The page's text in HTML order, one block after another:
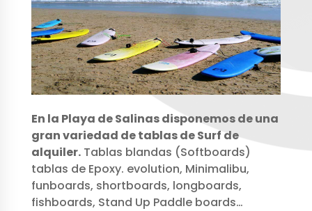
En la Playa de Salinas disponemos de una
gran variedad de tablas de Surf de
alquiler.Tablas blandas (Softboards)
tablas de Epoxy. evolution, Minimalibu,
funboards, shortboards, longboards,
fishboards, Stand Up Paddle boards…